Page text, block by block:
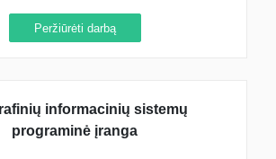
Peržiūrėti darbą
informacinių sistemų
programinė įranga